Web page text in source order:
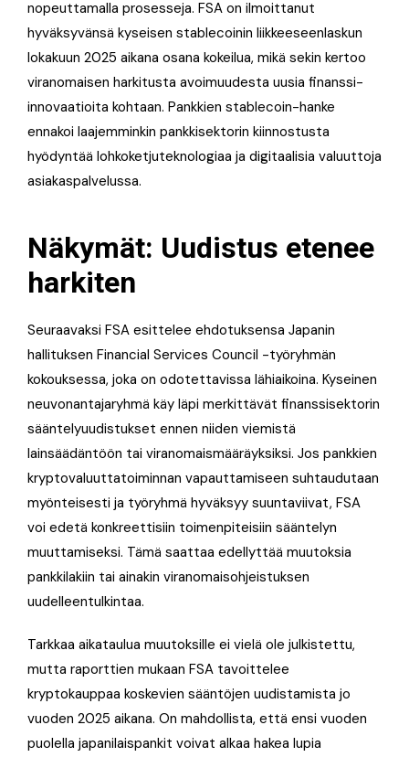
nopeuttamalla prosesseja. FSA on ilmoittanut
hyväksyvänsä kyseisen stablecoinin liikkeeseenlaskun
lokakuun 2025 aikana osana kokeilua, mikä sekin kertoo
viranomaisen harkitusta avoimuudesta uusia finanssi-
innovaatioita kohtaan. Pankkien stablecoin-hanke
ennakoi laajemminkin pankkisektorin kiinnostusta
hyödyntää lohkoketjuteknologiaa ja digitaalisia valuuttoja
asiakaspalvelussa.
Näkymät: Uudistus etenee
harkiten
Seuraavaksi FSA esittelee ehdotuksensa Japanin
hallituksen Financial Services Council -työryhmän
kokouksessa, joka on odotettavissa lähiaikoina. Kyseinen
neuvonantajaryhmä käy läpi merkittävät finanssisektorin
sääntelyuudistukset ennen niiden viemistä
lainsäädäntöön tai viranomaismääräyksiksi. Jos pankkien
kryptovaluuttatoiminnan vapauttamiseen suhtaudutaan
myönteisesti ja työryhmä hyväksyy suuntaviivat, FSA
voi edetä konkreettisiin toimenpiteisiin sääntelyn
muuttamiseksi. Tämä saattaa edellyttää muutoksia
pankkilakiin tai ainakin viranomaisohjeistuksen
uudelleentulkintaa.
Tarkkaa aikataulua muutoksille ei vielä ole julkistettu,
mutta raporttien mukaan FSA tavoittelee
kryptokauppaa koskevien sääntöjen uudistamista jo
vuoden 2025 aikana. On mahdollista, että ensi vuoden
puolella japanilaispankit voivat alkaa hakea lupia